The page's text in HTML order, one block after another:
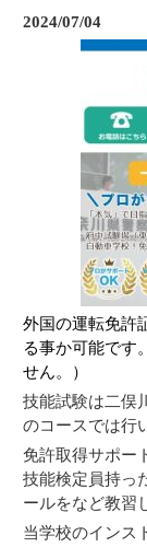
2024/07/04
外国の運転免許
る事か可能です
せん。）
技能試験は二俣
のコースでは行
免許取得サポー
技能検定員持っ
ールをなど教習
当学校のインス